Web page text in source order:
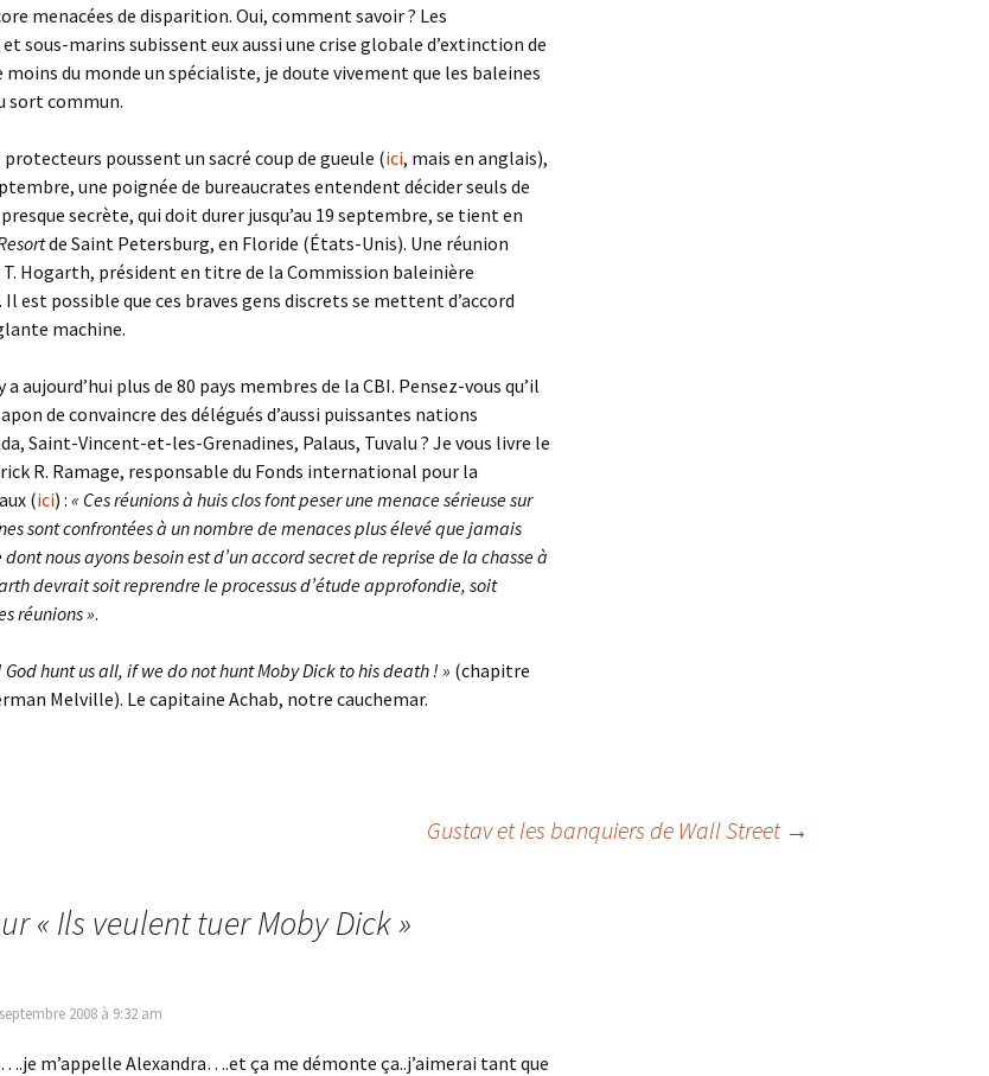
menacées de disparition. Oui, comment savoir ? Les
sous-marins subissent eux aussi une crise globale d’extinction de
moins du monde un spécialiste, je doute vivement que les baleines
sort commun.
protecteurs poussent un sacré coup de gueule (ici, mais en anglais),
une poignée de bureaucrates entendent décider seuls de
secrète, qui doit durer jusqu’au 19 septembre, se tient en
de Saint Petersburg, en Floride (États-Unis). Une réunion
Hogarth, président en titre de la Commission baleinière
est possible que ces braves gens discrets se mettent d’accord
machine.
a aujourd’hui plus de 80 pays membres de la CBI. Pensez-vous qu’il
de convaincre des délégués d’aussi puissantes nations
Saint-Vincent-et-les-Grenadines, Palaus, Tuvalu ? Je vous livre le
R. Ramage, responsable du Fonds international pour la
(ici) : « Ces réunions à huis clos font peser une menace sérieuse sur
sont confrontées à un nombre de menaces plus élevé que jamais
nous ayons besoin est d’un accord secret de reprise de la chasse à
devrait soit reprendre le processus d’étude approfondie, soit
réunions ».
hunt us all, if we do not hunt Moby Dick to his death ! » (chapitre
Melville). Le capitaine Achab, notre cauchemar.
Gustav et les banquiers de Wall Street →
« Ils veulent tuer Moby Dick»
2008 à 9:32 am
m’appelle Alexandra….et ça me démonte ça..j’aimerai tant que